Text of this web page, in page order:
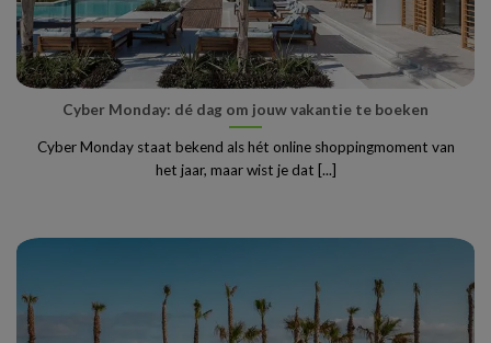
Cyber Monday: dé dag om jouw vakantie te boeken
Cyber Monday staat bekend als hét online shoppingmoment van
het jaar, maar wist je dat [...]